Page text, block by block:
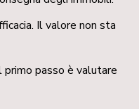
Il valore non sta
passo è valutare